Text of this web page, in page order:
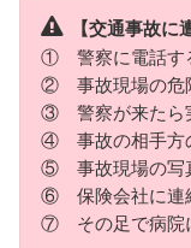
【交通事故に
① 警察に電話す
② 事故現場の危
③ 警察が来たら
④ 事故の相手方
⑤ 事故現場の写
⑥ 保険会社に連
⑦ その足で病院